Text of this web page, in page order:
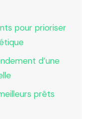
pour prioriser
d’une
prêts